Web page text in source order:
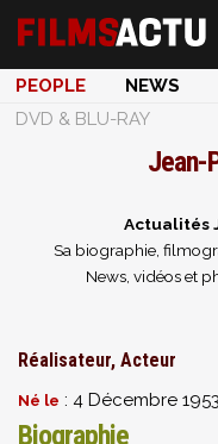
PEOPLE NEWS
DVD & BLU-RAY
Jean-
Actualités
Sa biographie,
News, vidéos et
Réalisateur, Acteur
Né le : 4 Décembre 1953
Biographie